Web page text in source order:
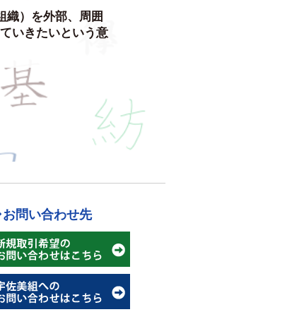
織）を外部、周囲
いきたいという意
お問い合わせ先